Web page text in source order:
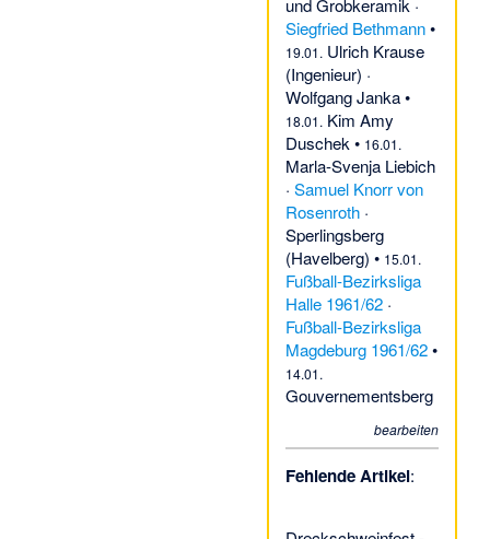
und Grobkeramik ·
Siegfried Bethmann•
19.01. Ulrich Krause
(Ingenieur) ·
Wolfgang Janka•
18.01. Kim Amy
Duschek • 16.01.
Marla-Svenja Liebich
·Samuel Knorr von
Rosenroth ·
Sperlingsberg
(Havelberg) • 15.01.
Fußball-Bezirksliga
Halle 1961/62 ·
Fußball-Bezirksliga
Magdeburg 1961/62•
14.01.
Gouvernementsberg
bearbeiten
Fehlende Artikel: